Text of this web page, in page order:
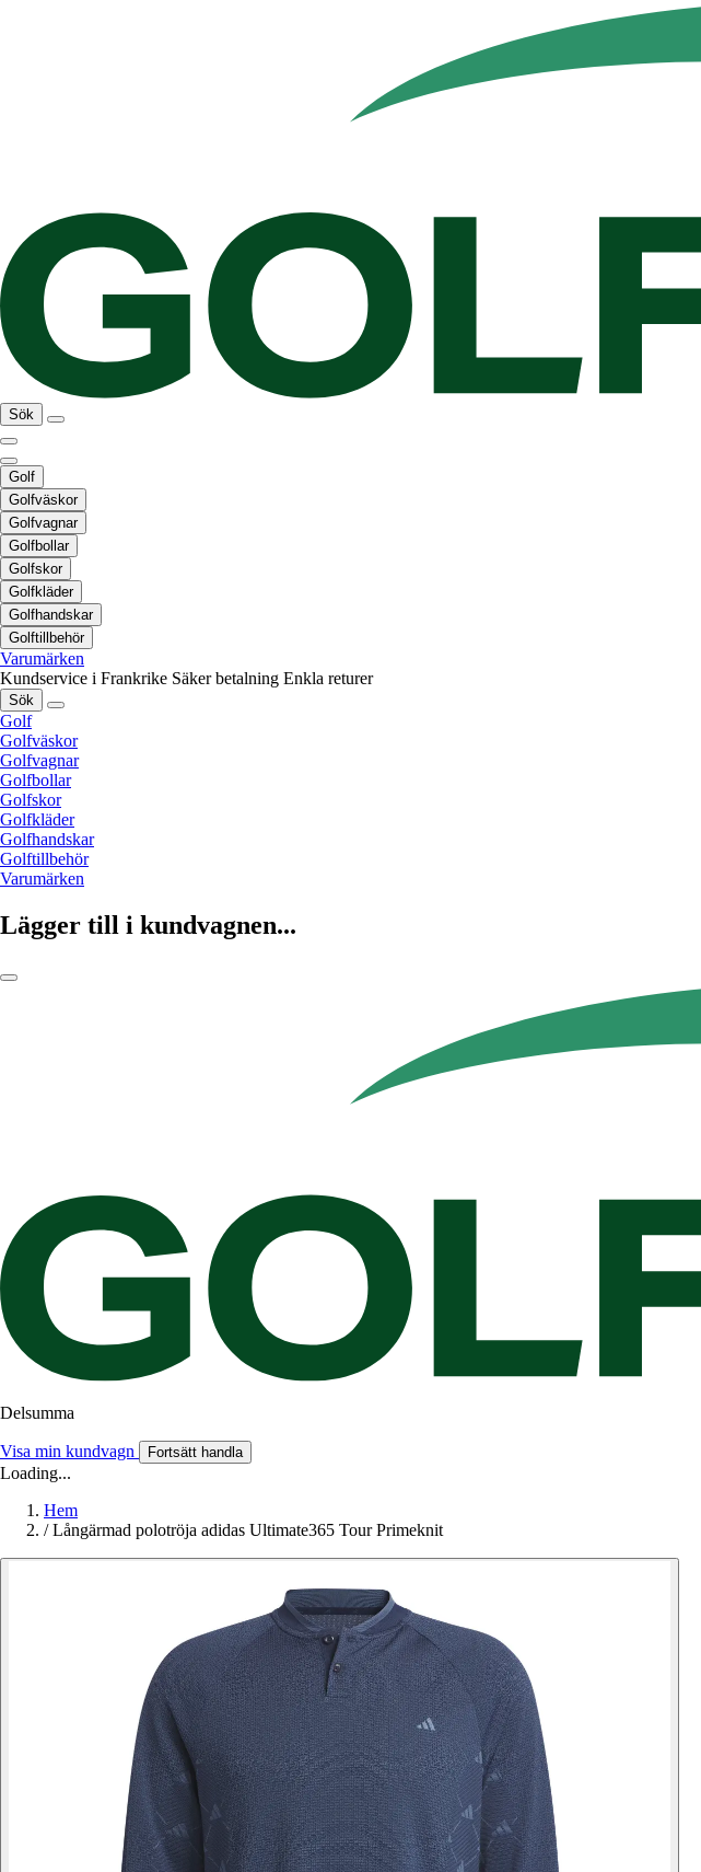
Sök
Golf
Golfväskor
Golfvagnar
Golfbollar
Golfskor
Golfkläder
Golfhandskar
Golftillbehör
Varumärken
Kundservice i Frankrike Säker betalning Enkla returer
Sök
Golf
Golfväskor
Golfvagnar
Golfbollar
Golfskor
Golfkläder
Golfhandskar
Golftillbehör
Varumärken
Lägger till i kundvagnen...
Delsumma
Visa min kundvagn Fortsätt handla
Loading...
Hem
/ Långärmad polotröja adidas Ultimate365 Tour Primeknit